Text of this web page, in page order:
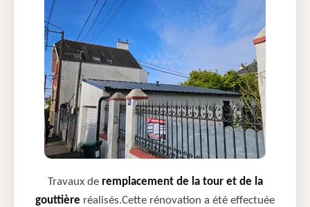
Travaux de remplacement de la tour et de la
gouttière réalisés.Cette rénovation a été effectuée